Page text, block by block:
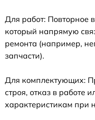
Для работ: Повторное
который напрямую
ремонта (например,
запчасти).
Для комплектующих:
строя, отказ в работе
характеристикам при